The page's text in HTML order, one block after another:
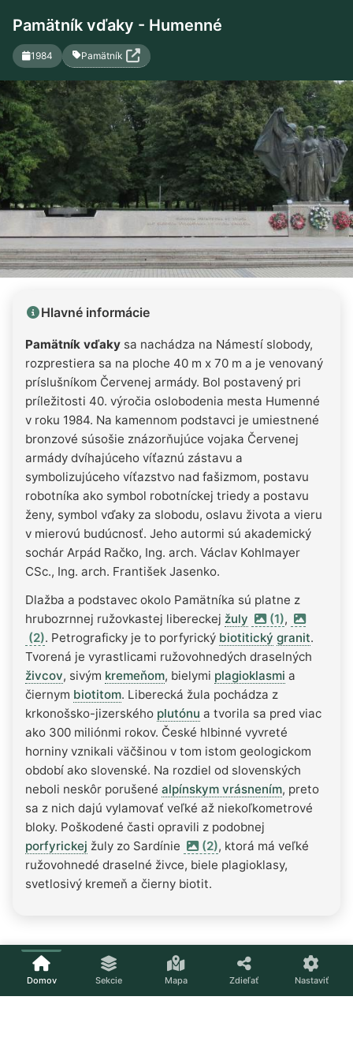
Pamätník vďaky - Humenné
1984 Pamätník
Hlavné informácie
Pamätník vďaky sa nachádza na Námestí slobody,
rozprestiera sa na ploche 40 m x 70 m a je venovaný
príslušníkom Červenej armády. Bol postavený pri
príležitosti 40. výročia oslobodenia mesta Humenné
v roku 1984. Na kamennom podstavci je umiestnené
bronzové súsošie znázorňujúce vojaka Červenej
armády dvíhajúceho víťaznú zástavu a
symbolizujúceho víťazstvo nad fašizmom, postavu
robotníka ako symbol robotníckej triedy a postavu
ženy, symbol vďaky za slobodu, oslavu života a vieru
v mierovú budúcnosť. Jeho autormi sú akademický
sochár Arpád Račko, Ing. arch. Václav Kohlmayer
CSc., Ing. arch. František Jasenko.
Dlažba a podstavec okolo Pamätníka sú platne z
hrubozrnnej ružovkastej libereckej žuly (1),
(2). Petrograficky je to porfyrický biotitický granit.
Tvorená je vyrastlicami ružovohnedých draselných
živcov, sivým kremeňom, bielymi plagioklasmi a
čiernym biotitom. Liberecká žula pochádza z
krkonošsko-jizerského plutónu a tvorila sa pred viac
ako 300 miliónmi rokov. České hlbinné vyvreté
horniny vznikali väčšinou v tom istom geologickom
období ako slovenské. Na rozdiel od slovenských
neboli neskôr porušené alpínskym vrásnením, preto
sa z nich dajú vylamovať veľké až niekoľkometrové
bloky. Poškodené časti opravili z podobnej
porfyrickej žuly zo Sardínie (2), ktorá má veľké
ružovohnedé draselné živce, biele plagioklasy,
svetlosivý kremeň a čierny biotit.
Domov Sekcie Mapa Zdieľať Nastaviť